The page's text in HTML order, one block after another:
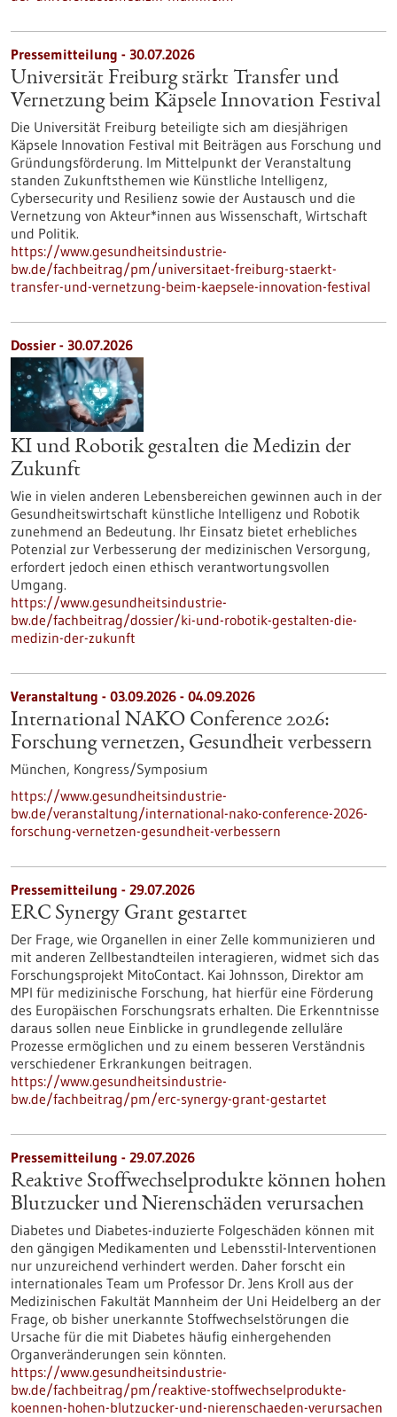
Pressemitteilung - 30.07.2026
Universität Freiburg stärkt Transfer und
Vernetzung beim Käpsele Innovation Festival
Die Universität Freiburg beteiligte sich am diesjährigen
Käpsele Innovation Festival mit Beiträgen aus Forschung und
Gründungsförderung. Im Mittelpunkt der Veranstaltung
standen Zukunftsthemen wie Künstliche Intelligenz,
Cybersecurity und Resilienz sowie der Austausch und die
Vernetzung von Akteur*innen aus Wissenschaft, Wirtschaft
und Politik.
https://www.gesundheitsindustrie-
bw.de/fachbeitrag/pm/universitaet-freiburg-staerkt-
transfer-und-vernetzung-beim-kaepsele-innovation-festival
Dossier - 30.07.2026
KI und Robotik gestalten die Medizin der
Zukunft
Wie in vielen anderen Lebensbereichen gewinnen auch in der
Gesundheitswirtschaft künstliche Intelligenz und Robotik
zunehmend an Bedeutung. Ihr Einsatz bietet erhebliches
Potenzial zur Verbesserung der medizinischen Versorgung,
erfordert jedoch einen ethisch verantwortungsvollen
Umgang.
https://www.gesundheitsindustrie-
bw.de/fachbeitrag/dossier/ki-und-robotik-gestalten-die-
medizin-der-zukunft
Veranstaltung - 03.09.2026 - 04.09.2026
International NAKO Conference 2026:
Forschung vernetzen, Gesundheit verbessern
München, Kongress/Symposium
https://www.gesundheitsindustrie-
bw.de/veranstaltung/international-nako-conference-2026-
forschung-vernetzen-gesundheit-verbessern
Pressemitteilung - 29.07.2026
ERC Synergy Grant gestartet
Der Frage, wie Organellen in einer Zelle kommunizieren und
mit anderen Zellbestandteilen interagieren, widmet sich das
Forschungsprojekt MitoContact. Kai Johnsson, Direktor am
MPI für medizinische Forschung, hat hierfür eine Förderung
des Europäischen Forschungsrats erhalten. Die Erkenntnisse
daraus sollen neue Einblicke in grundlegende zelluläre
Prozesse ermöglichen und zu einem besseren Verständnis
verschiedener Erkrankungen beitragen.
https://www.gesundheitsindustrie-
bw.de/fachbeitrag/pm/erc-synergy-grant-gestartet
Pressemitteilung - 29.07.2026
Reaktive Stoffwechselprodukte können hohen
Blutzucker und Nierenschäden verursachen
Diabetes und Diabetes-induzierte Folgeschäden können mit
den gängigen Medikamenten und Lebensstil-Interventionen
nur unzureichend verhindert werden. Daher forscht ein
internationales Team um Professor Dr. Jens Kroll aus der
Medizinischen Fakultät Mannheim der Uni Heidelberg an der
Frage, ob bisher unerkannte Stoffwechselstörungen die
Ursache für die mit Diabetes häufig einhergehenden
Organveränderungen sein könnten.
https://www.gesundheitsindustrie-
bw.de/fachbeitrag/pm/reaktive-stoffwechselprodukte-
koennen-hohen-blutzucker-und-nierenschaeden-verursachen